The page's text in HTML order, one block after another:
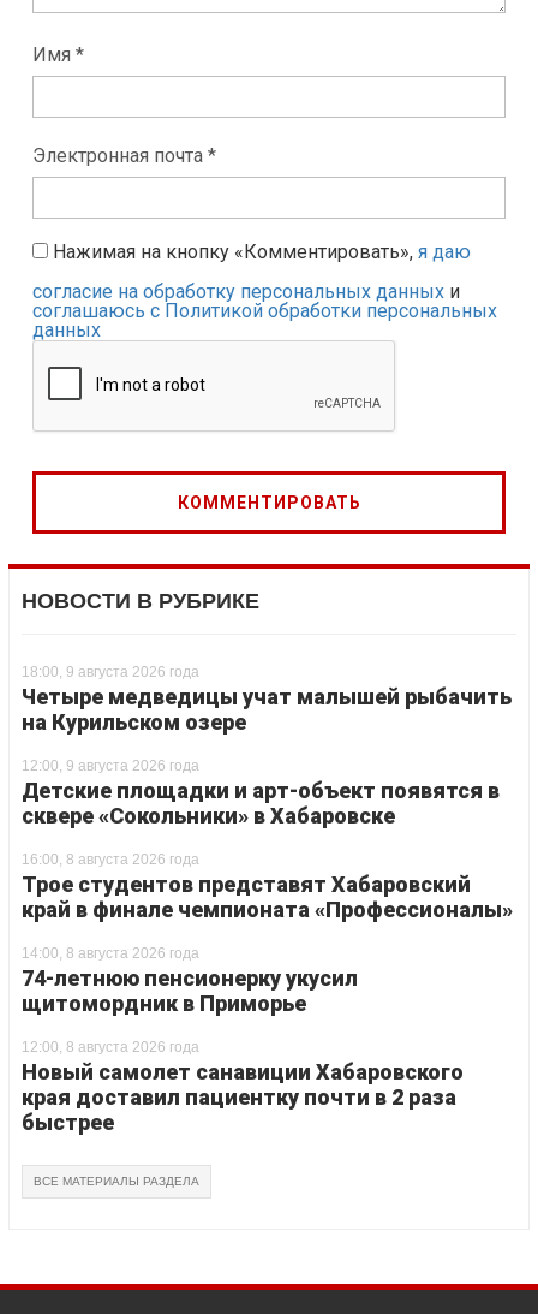
Имя *
Электронная почта *
Нажимая на кнопку «Комментировать», я даю
согласие на обработку персональных данных и
соглашаюсь с Политикой обработки персональных
данных
НОВОСТИ В РУБРИКЕ
18:00, 9 августа 2026 года
Четыре медведицы учат малышей рыбачить
на Курильском озере
12:00, 9 августа 2026 года
Детские площадки и арт-объект появятся в
сквере «Сокольники» в Хабаровске
16:00, 8 августа 2026 года
Трое студентов представят Хабаровский
край в финале чемпионата «Профессионалы»
14:00, 8 августа 2026 года
74-летнюю пенсионерку укусил
щитомордник в Приморье
12:00, 8 августа 2026 года
Новый самолет санавиции Хабаровского
края доставил пациентку почти в 2 раза
быстрее
ВСЕ МАТЕРИАЛЫ РАЗДЕЛА